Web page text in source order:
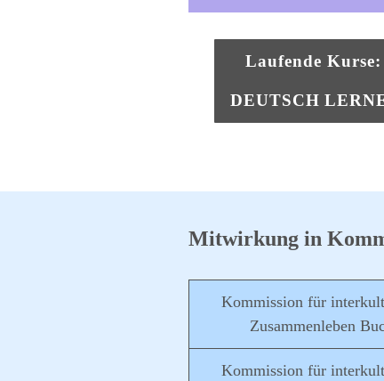
Laufende Kurse:
DEUTSCH
Mitwirkung in
Kommission für
Zusammenleben
​Kommission für